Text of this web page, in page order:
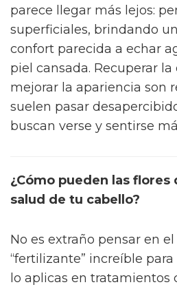
parece llegar más lejos:
superficiales, brindando
confort parecida a echar
piel cansada. Recuperar
mejorar la apariencia son
suelen pasar
buscan verse y sentirse
¿Cómo pueden las flores
salud de tu cabello?
No es extraño pensar en
“fertilizante” increíble
lo aplicas en tratamientos